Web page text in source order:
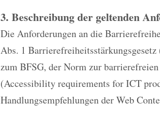
3. Beschreibung der geltenden
Die Anforderungen an die
Abs. 1
zum BFSG, der Norm zur
(Accessibility requirements for ICT
Handlungsempfehlungen der Web